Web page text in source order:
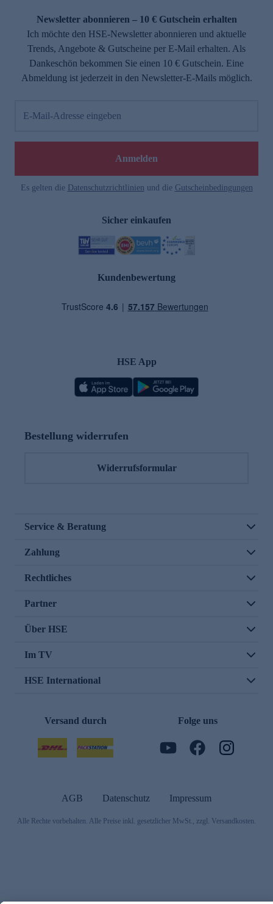
Newsletter abonnieren – 10 € Gutschein erhalten
Ich möchte den HSE-Newsletter abonnieren und aktuelle
Trends, Angebote & Gutscheine per E-Mail erhalten. Als
Dankeschön bekommen Sie einen 10 € Gutschein. Eine
Abmeldung ist jederzeit in den Newsletter-E-Mails möglich.
E-Mail-Adresse eingeben
Anmelden
Es gelten die Datenschutzrichtlinien und die Gutscheinbedingungen
Sicher einkaufen
Kundenbewertung
HSE App
Bestellung widerrufen
Widerrufsformular
Service & Beratung
Zahlung
Rechtliches
Partner
Über HSE
Im TV
HSE International
Versand durch Folge uns
AGB Datenschutz Impressum
Alle Rechte vorbehalten. Alle Preise inkl. gesetzlicher MwSt., zzgl. Versandkosten.